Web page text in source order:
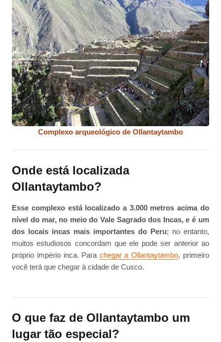
Complexo arqueológico de Ollantaytambo
Onde está localizada
Ollantaytambo?
Esse complexo está localizado a 3.000 metros acima do
nível do mar, no meio do Vale Sagrado dos Incas, e é um
dos locais incas mais importantes do Peru; no entanto,
muitos estudiosos concordam que ele pode ser anterior ao
próprio império inca. Para chegar a Ollantaytambo, primeiro
você terá que chegar à cidade de Cusco.
O que faz de Ollantaytambo um
lugar tão especial?